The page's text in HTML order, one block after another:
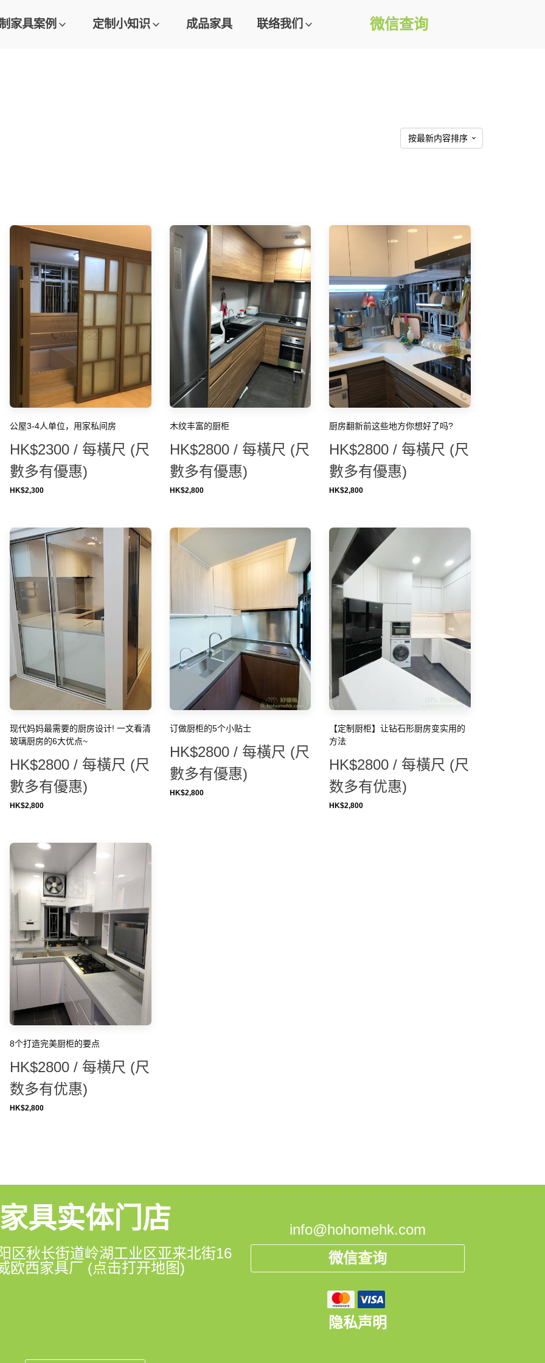
家具案例 定制小知识 成品家具 联络我们 微信查询
公屋3-4人单位，用家私间房
HK$2300 / 每橫尺 (尺
數多有優惠)
HK$2,300
木纹丰富的厨柜
HK$2800 / 每橫尺 (尺
數多有優惠)
HK$2,800
厨房翻新前这些地方你想好了吗?
HK$2800 / 每橫尺 (尺
數多有優惠)
HK$2,800
现代妈妈最需要的厨房设计! 一文看清
玻璃厨房的6大优点~
HK$2800 / 每橫尺 (尺
數多有優惠)
HK$2,800
订做厨柜的5个小贴士
HK$2800 / 每橫尺 (尺
數多有優惠)
HK$2,800
【定制厨柜】让钻石形厨房变实用的
方法
HK$2800 / 每橫尺 (尺
数多有优惠)
HK$2,800
8个打造完美厨柜的要点
HK$2800 / 每横尺 (尺
数多有优惠)
HK$2,800
家具实体门店
区秋长街道岭湖工业区亚来北街16
欧西家具厂 (点击打开地图)
info@hohomehk.com
微信查询
隐私声明